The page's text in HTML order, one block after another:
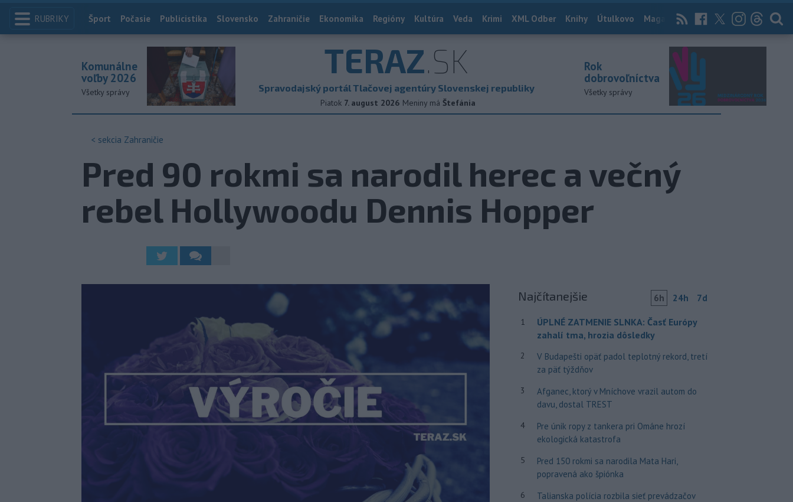
RUBRIKY Index
Šport Počasie Publicistika Slovensko Zahraničie Ekonomika Regióny Kultúra Veda Krimi XML Odber Knihy Útulkovo Magazín News Now Archív
TERAZ.SK
Spravodajský portál Tlačovej agentúry Slovenskej republiky
Piatok 7. august 2026 Meniny má Štefánia
Komunálne
voľby 2026
Všetky správy
Rok
dobrovoľníctva
Všetky správy
< sekcia Zahraničie
Pred 90 rokmi sa narodil herec a večný
rebel Hollywoodu Dennis Hopper
Najčítanejšie 6h 24h 7d
1
ÚPLNÉ ZATMENIE SLNKA: Časť Európy
zahalí tma, hrozia dôsledky
2
V Budapešti opäť padol teplotný rekord, tretí
za päť týždňov
3
Afganec, ktorý v Mníchove vrazil autom do
davu, dostal TREST
4
Pre únik ropy z tankera pri Ománe hrozí
ekologická katastrofa
5
Pred 150 rokmi sa narodila Mata Hari,
popravená ako špiónka
6
Talianska polícia rozbila sieť prevádzačov